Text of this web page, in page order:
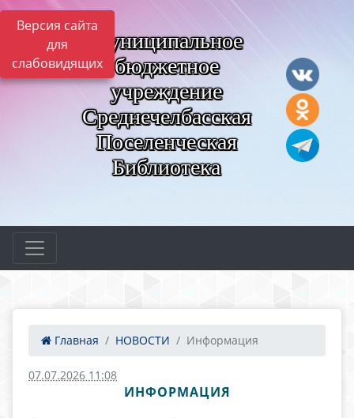
Версия сайта
для
слабовидящих
Муниципальное
бюджетное
учреждение
Среднечелбасская
Поселенческая
Библиотека
Главная НОВОСТИ Информация
07.07.2026 11:08
ИНФОРМАЦИЯ